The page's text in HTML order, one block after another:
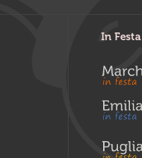
In Festa